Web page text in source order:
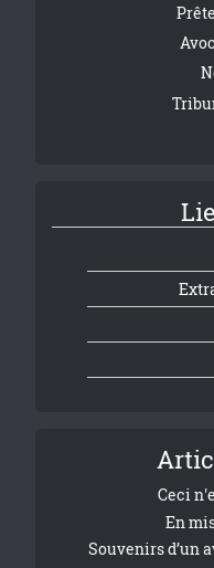
Ceci
En
Souvenirs d’un